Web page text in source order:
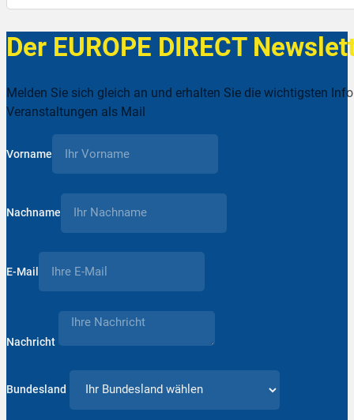
Der EUROPE DIRECT
Melden Sie sich gleich an und erhalten Sie die wichtigsten
Veranstaltungen als Mail
Vorname
Nachname
E-Mail
Nachricht
Bundesland